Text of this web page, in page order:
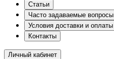
Статьи
Часто задаваемые вопросы
Условия доставки и оплаты
Контакты
Личный кабинет